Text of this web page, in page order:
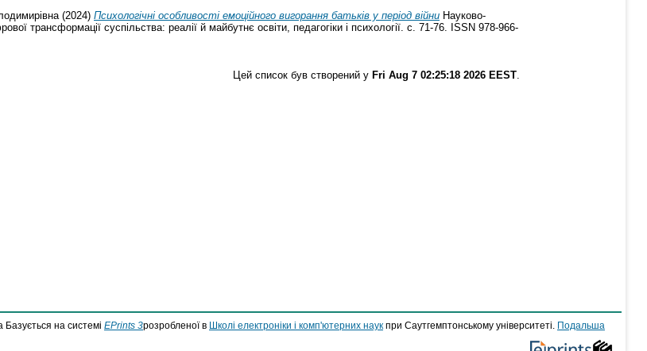
(2024) Психологічні особливості емоційного вигорання батьків у період війни Науково-
трансформації суспільства: реалії й майбутнє освіти, педагогіки і психології. с. 71-76. ISSN 978-966-
Цей список був створений у Fri Aug 7 02:25:18 2026 EEST
Базується на системі EPrints 3розробленої в Школі електроніки і комп'ютерних наук при Саутгемптонському університеті.
Подальша